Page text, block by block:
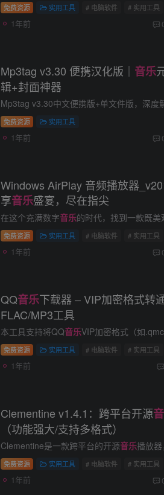
免费资源 实用工具 # 电脑软件 # 实用工具
1年前
Mp3tag v3.30 便携汉化版｜ 音乐
辑+封面神器
免费资源 实用工具
1年前
Windows AirPlay 音频播放器
享音乐盛宴，尽在指尖
在这个充满数字音乐的时代，找到一款既美观又实用的音频播放器显得尤为重要。Windows AirPlay 音频播放器_v20150201，就是这样
免费资源 实用工具 # 电脑软件 # 实用工具
1年前
QQ音乐下载器 – VIP加密格式转
FLAC/MP3工具
​本工具支持将QQ音乐VIP加密格式（如.qmc0/.mflac）转换为FLAC/MP3等通用音频格式，解决车载播放、视频剪辑等场景的兼容性问
免费资源 实用工具 # 电脑软件 # 实用工具
1年前
Clementine v1.4.1：跨平台开源
（功能强大/支持多格式）​​
​Clementine是一款跨平台的开源音乐播放器，支持MP3、FLAC、AAC等音频格式，提供
免费资源 实用工具 # 电脑软件 # 实用工具
1年前